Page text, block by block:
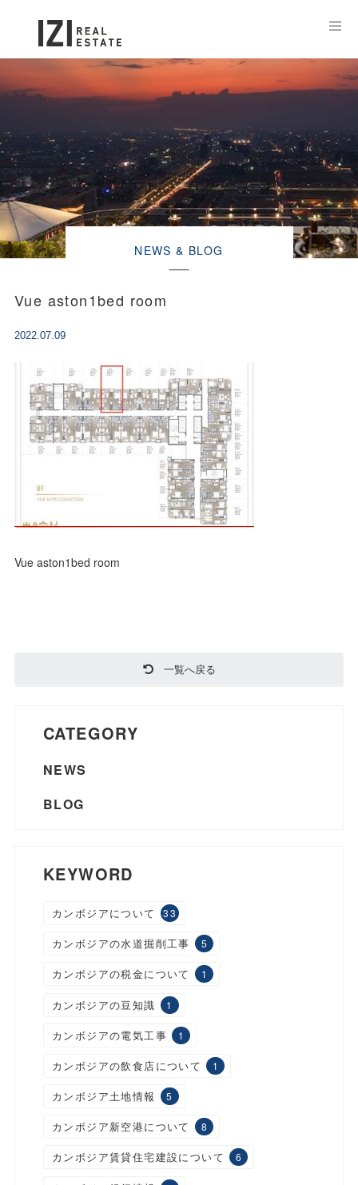
NEWS & BLOG
Vue aston1bed room
2022.07.09
Vue aston1bed room
一覧へ戻る
CATEGORY
NEWS
BLOG
KEYWORD
カンボジアについて 33
カンボジアの水道掘削工事 5
カンボジアの税金について 1
カンボジアの豆知識 1
カンボジアの電気工事 1
カンボジアの飲食店について 1
カンボジア土地情報 5
カンボジア新空港について 8
カンボジア賃貸住宅建設について 6